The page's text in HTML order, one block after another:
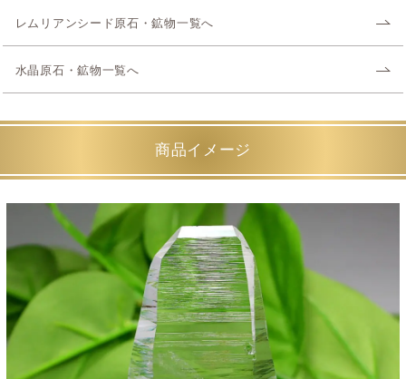
レムリアンシード原石・鉱物一覧へ
水晶原石・鉱物一覧へ
商品イメージ